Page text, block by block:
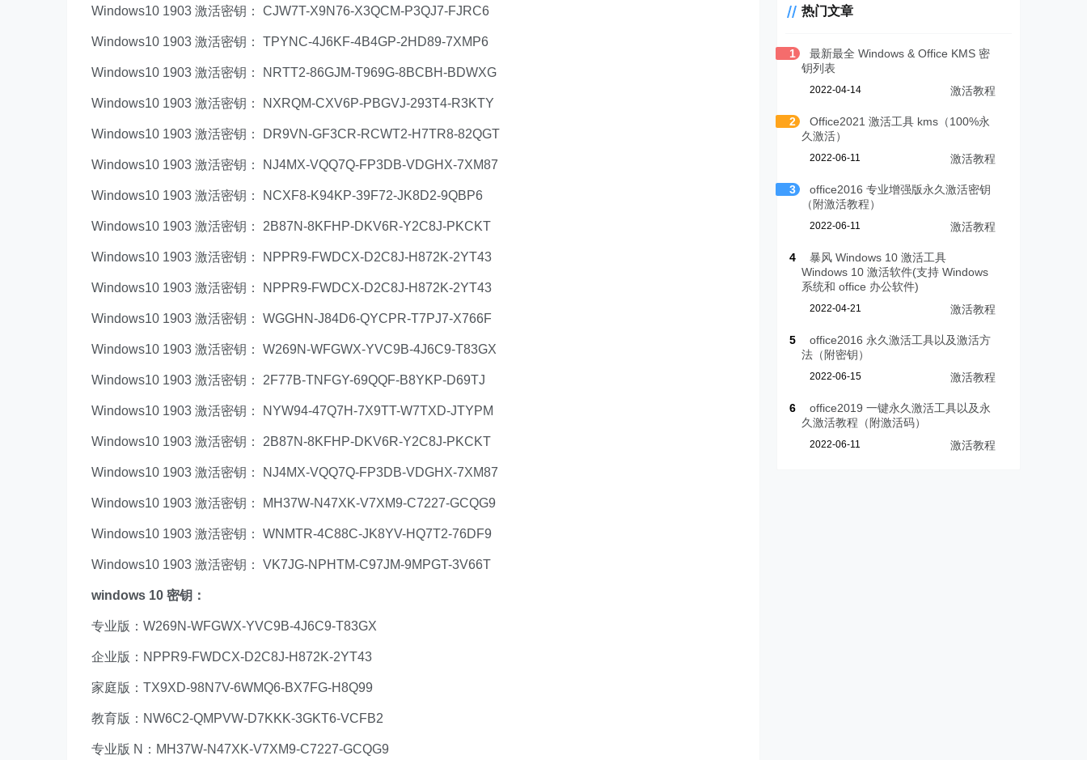
Windows10 1903 激活密钥： CJW7T-X9N76-X3QCM-P3QJ7-FJRC6
Windows10 1903 激活密钥： TPYNC-4J6KF-4B4GP-2HD89-7XMP6
Windows10 1903 激活密钥： NRTT2-86GJM-T969G-8BCBH-BDWXG
Windows10 1903 激活密钥： NXRQM-CXV6P-PBGVJ-293T4-R3KTY
Windows10 1903 激活密钥： DR9VN-GF3CR-RCWT2-H7TR8-82QGT
Windows10 1903 激活密钥： NJ4MX-VQQ7Q-FP3DB-VDGHX-7XM87
Windows10 1903 激活密钥： NCXF8-K94KP-39F72-JK8D2-9QBP6
Windows10 1903 激活密钥： 2B87N-8KFHP-DKV6R-Y2C8J-PKCKT
Windows10 1903 激活密钥： NPPR9-FWDCX-D2C8J-H872K-2YT43
Windows10 1903 激活密钥： NPPR9-FWDCX-D2C8J-H872K-2YT43
Windows10 1903 激活密钥： WGGHN-J84D6-QYCPR-T7PJ7-X766F
Windows10 1903 激活密钥： W269N-WFGWX-YVC9B-4J6C9-T83GX
Windows10 1903 激活密钥： 2F77B-TNFGY-69QQF-B8YKP-D69TJ
Windows10 1903 激活密钥： NYW94-47Q7H-7X9TT-W7TXD-JTYPM
Windows10 1903 激活密钥： 2B87N-8KFHP-DKV6R-Y2C8J-PKCKT
Windows10 1903 激活密钥： NJ4MX-VQQ7Q-FP3DB-VDGHX-7XM87
Windows10 1903 激活密钥： MH37W-N47XK-V7XM9-C7227-GCQG9
Windows10 1903 激活密钥： WNMTR-4C88C-JK8YV-HQ7T2-76DF9
Windows10 1903 激活密钥： VK7JG-NPHTM-C97JM-9MPGT-3V66T
windows 10 密钥：
专业版：W269N-WFGWX-YVC9B-4J6C9-T83GX
企业版：NPPR9-FWDCX-D2C8J-H872K-2YT43
家庭版：TX9XD-98N7V-6WMQ6-BX7FG-H8Q99
教育版：NW6C2-QMPVW-D7KKK-3GKT6-VCFB2
专业版 N：MH37W-N47XK-V7XM9-C7227-GCQG9
热门文章
1
最新最全 Windows & Office KMS 密
钥列表
2022-04-14 激活教程
2
Office2021 激活工具 kms（100%永
久激活）
2022-06-11 激活教程
3
office2016 专业增强版永久激活密钥
（附激活教程）
2022-06-11 激活教程
4
暴风 Windows 10 激活工具
Windows 10 激活软件(支持 Windows
系统和 office 办公软件)
2022-04-21 激活教程
5
office2016 永久激活工具以及激活方
法（附密钥）
2022-06-15 激活教程
6
office2019 一键永久激活工具以及永
久激活教程（附激活码）
2022-06-11 激活教程